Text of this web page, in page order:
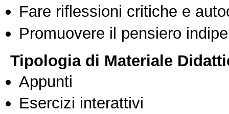
Fare riflessioni critiche e
Promuovere il pensiero
Tipologia di Materiale
Appunti
Esercizi interattivi